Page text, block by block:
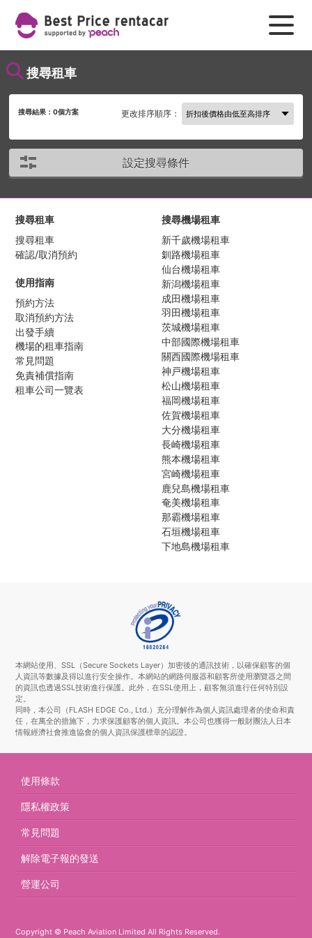
搜尋租車
搜尋結果：0個方案 更改排序順序：
設定搜尋條件
搜尋租車
搜尋租車
確認/取消預約
使用指南
預約方法
取消預約方法
出發手續
機場的租車指南
常見問題
免責補償指南
租車公司一覽表
搜尋機場租車
新千歲機場租車
釧路機場租車
仙台機場租車
新潟機場租車
成田機場租車
羽田機場租車
茨城機場租車
中部國際機場租車
關西國際機場租車
神戸機場租車
松山機場租車
福岡機場租車
佐賀機場租車
大分機場租車
長崎機場租車
熊本機場租車
宮崎機場租車
鹿兒島機場租車
奄美機場租車
那霸機場租車
石垣機場租車
下地島機場租車
本網站使用、SSL（Secure Sockets Layer）加密後的通訊技術，以確保顧客的個
人資訊等數據及得以進行安全操作。本網站的網路伺服器和顧客所使用瀏覽器之間
的資訊也透過SSL技術進行保護。此外，在SSL使用上，顧客無須進行任何特別設
定。
同時，本公司（FLASH EDGE Co., Ltd.）充分理解作為個人資訊處理者的使命和責
任，在萬全的措施下，力求保護顧客的個人資訊。本公司也獲得一般財團法人日本
情報經濟社會推進協會的個人資訊保護標章的認證。
使用條款
隱私權政策
常見問題
解除電子報的發送
營運公司
Copyright © Peach Aviation Limited All Rights Reserved.